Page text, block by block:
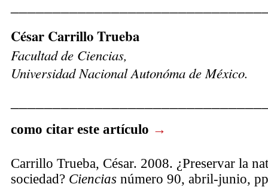
César Carrillo Trueba
Facultad de Ciencias,
Universidad Nacional Autonóma de México.
como citar este artículo →
Carrillo Trueba, César. 2008. ¿Preservar la
sociedad? Ciencias número 90, abril-junio,